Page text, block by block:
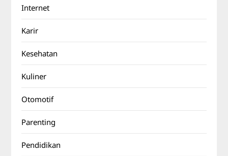
Internet
Karir
Kesehatan
Kuliner
Otomotif
Parenting
Pendidikan